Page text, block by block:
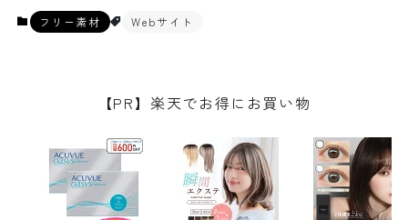
フリー素材 Webサイト
【PR】楽天でお得にお買い物